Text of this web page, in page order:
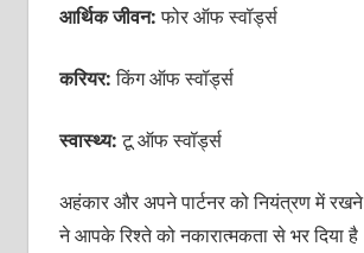
आर्थिक जीवन:फोर ऑफ स्‍वॉर्ड्स
करियर:किंग ऑफ स्‍वॉर्ड्स
स्वास्थ्य:टू ऑफ स्‍वॉर्ड्स
अहंकार और अपने पार्टनर को नियंत्रण में
ने आपके रिश्‍ते को नकारात्‍मकता से भर दिया